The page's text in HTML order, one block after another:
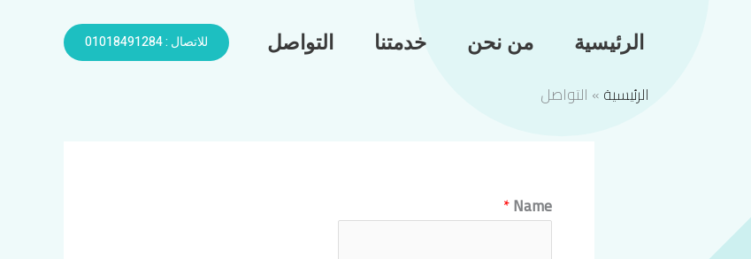
الرئيسية من نحن خدمتنا التواصل للاتصال : 01018491284
الرئيسية» التواصل
Name
*